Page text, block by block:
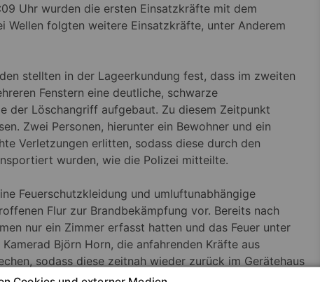
Uhr wurden die ersten Einsatzkräfte mit dem
folgten weitere Einsatzkräfte, unter Anderem
stellten in der Lageerkundung fest, dass im zweiten
Fenstern eine deutliche, schwarze
der Löschangriff aufgebaut. Zu diesem Zeitpunkt
Zwei Personen, hierunter ein Bewohner und ein
Verletzungen erlitten, sodass diese durch den
wurden, wie die Polizei mitteilte.
Feuerschutzkleidung und umluftunabhängige
Flur zur Brandbekämpfung vor. Bereits nach
nur ein Zimmer erfasst hatten und das Feuer unter
Björn Horn, die anfahrenden Kräfte aus
sodass diese zeitnah wieder zurück im Gerätehaus